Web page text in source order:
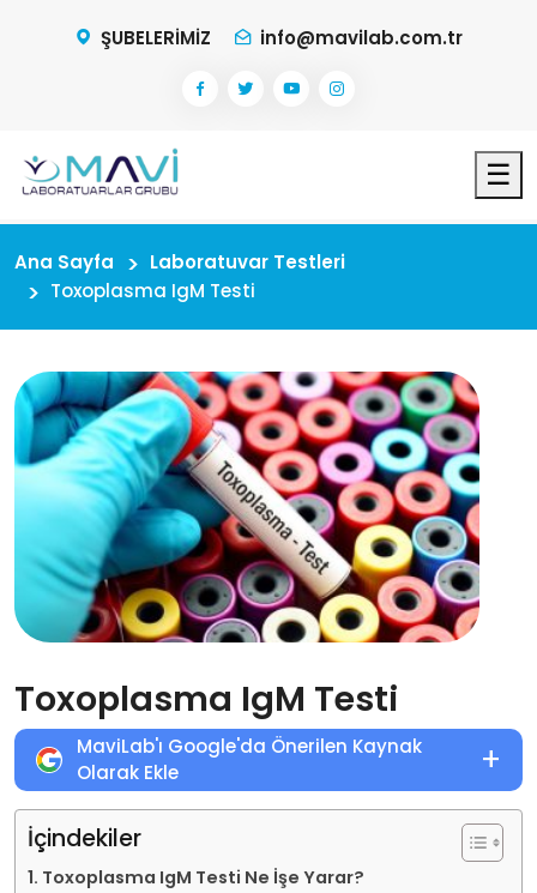
ŞUBELERİMİZ info@mavilab.com.tr
☰
Ana Sayfa
Laboratuvar Testleri
Toxoplasma IgM Testi
Toxoplasma IgM Testi
MaviLab'ı Google'da Önerilen Kaynak
Olarak Ekle
+
İçindekiler
Toxoplasma IgM Testi Ne İşe Yarar?